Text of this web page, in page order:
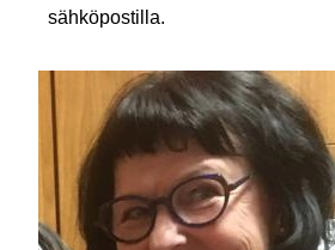
sähköpostilla.